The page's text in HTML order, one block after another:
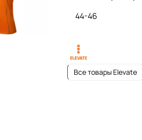
44-46
Все товары Elevate